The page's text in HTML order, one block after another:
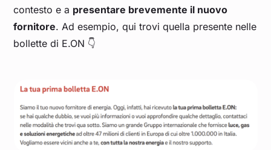
contesto e a presentare brevemente il nuovo
fornitore. Ad esempio, qui trovi quella presente nelle
bollette di E.ON 👇